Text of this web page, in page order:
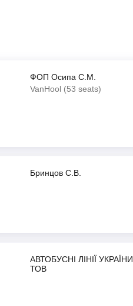
ФОП Осипа С.М.
VanHool (53 seats)
Бринцов С.В.
АВТОБУСНІ ЛІНІЇ УКРАЇНИ
ТОВ